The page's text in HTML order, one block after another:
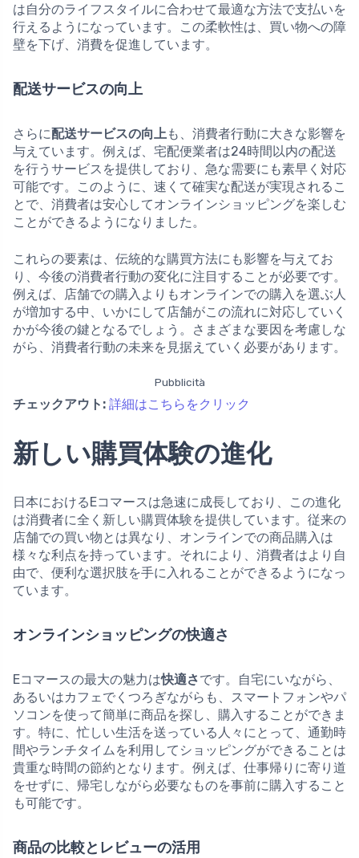
は自分のライフスタイルに合わせて最適な方法で支払いを
行えるようになっています。この柔軟性は、買い物への障
壁を下げ、消費を促進しています。
配送サービスの向上
さらに配送サービスの向上も、消費者行動に大きな影響を
与えています。例えば、宅配便業者は24時間以内の配送
を行うサービスを提供しており、急な需要にも素早く対応
可能です。このように、速くて確実な配送が実現されるこ
とで、消費者は安心してオンラインショッピングを楽しむ
ことができるようになりました。
これらの要素は、伝統的な購買方法にも影響を与えてお
り、今後の消費者行動の変化に注目することが必要です。
例えば、店舗での購入よりもオンラインでの購入を選ぶ人
が増加する中、いかにして店舗がこの流れに対応していく
かが今後の鍵となるでしょう。さまざまな要因を考慮しな
がら、消費者行動の未来を見据えていく必要があります。
Pubblicità
チェックアウト: 詳細はこちらをクリック
新しい購買体験の進化
日本におけるEコマースは急速に成長しており、この進化
は消費者に全く新しい購買体験を提供しています。従来の
店舗での買い物とは異なり、オンラインでの商品購入は
様々な利点を持っています。それにより、消費者はより自
由で、便利な選択肢を手に入れることができるようになっ
ています。
オンラインショッピングの快適さ
Eコマースの最大の魅力は快適さです。自宅にいながら、
あるいはカフェでくつろぎながらも、スマートフォンやパ
ソコンを使って簡単に商品を探し、購入することができま
す。特に、忙しい生活を送っている人々にとって、通勤時
間やランチタイムを利用してショッピングができることは
貴重な時間の節約となります。例えば、仕事帰りに寄り道
をせずに、帰宅しながら必要なものを事前に購入すること
も可能です。
商品の比較とレビューの活用